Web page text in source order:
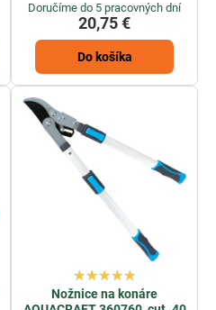
Doručíme do 5 pracovných dní
20,75 €
Do košíka
Nožnice na konáre